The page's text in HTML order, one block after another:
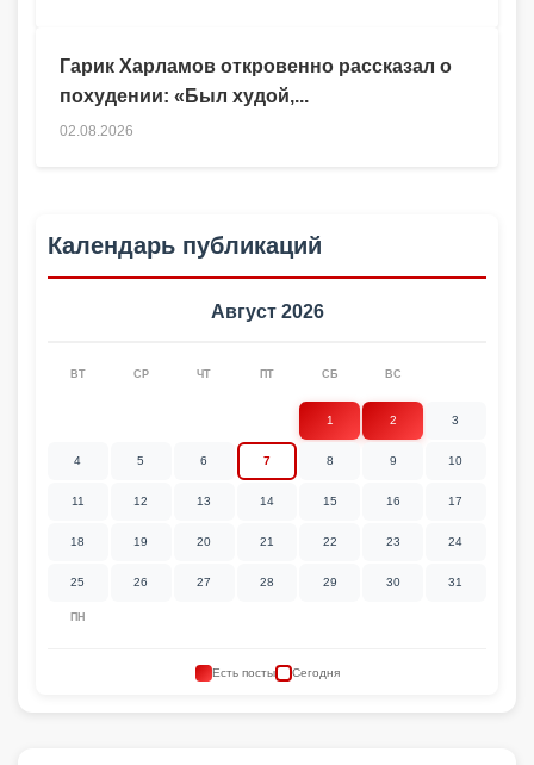
Гарик Харламов откровенно рассказал о
похудении: «Был худой,...
02.08.2026
Календарь публикаций
Август 2026
ПН
ВТ СР ЧТ ПТ СБ ВС
1 2 3
4 5 6 7 8 9 10
11 12 13 14 15 16 17
18 19 20 21 22 23 24
25 26 27 28 29 30 31
Есть посты Сегодня